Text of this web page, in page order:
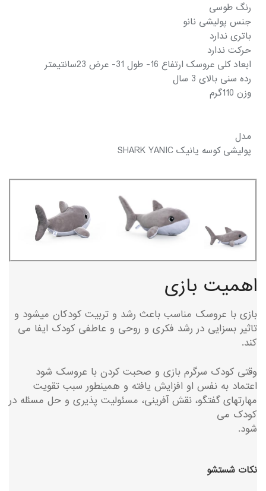
رنگ طوسی
جنس پولیشی نانو
باتری ندارد
حرکت ندارد
ابعاد کلی عروسک ارتفاع 16- طول 31- عرض 23سانتیمتر
رده سنی بالای 3 سال
وزن 110گرم
مدل
پولیشی کوسه یانیک SHARK YANIC
اهمیت بازی
بازی با عروسک مناسب باعث رشد و تربیت کودکان میشود و
تاثیر بسزایی در رشد فکری و روحی و عاطفی کودک ایفا می
کند.
وقتی کودک سرگرم بازی و صحبت کردن با عروسک شود
اعتماد به نفس او افزایش یافته و همینطور سبب تقویت
مهارتهای گفتگو، نقش آفرینی، مسئولیت پذیری و حل مسئله در
کودک می
شود.
نکات شستشو